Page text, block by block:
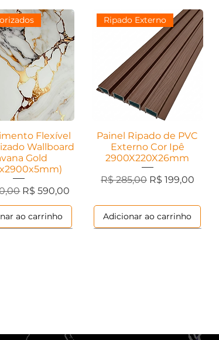
rápida
Flexível
Wallboard
Gold
Preço promocional
R$ 590,00
ao carrinho
Visualização rápida
Ripado Externo
Painel Ripado de PVC
Externo Cor Ipê
2900X220X26mm
Preço normal
R$ 285,00 Preço
R$ 199,00
Adicionar ao carrinho